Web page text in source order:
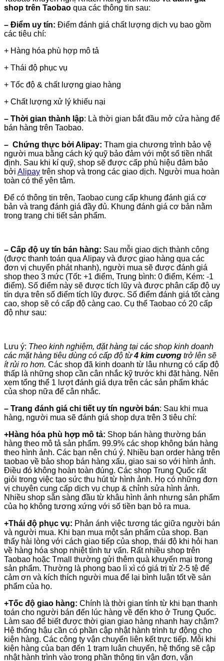
shop trên Taobao qua các thông tin sau:
– Điểm uy tín: Điểm đánh giá chất lượng dịch vụ bao gồm
các tiêu chí:
+ Hàng hóa phù hợp mô tả
+ Thái độ phục vụ
+ Tốc độ & chất lượng giao hàng
+ Chất lượng xử lý khiếu nại
– Thời gian thành lập: Là thời gian bắt đầu mở cửa hàng để
bán hàng trên Taobao.
– Chứng thực bởi Alipay: Tham gia chương trình bảo vệ
người mua bằng cách ký quỹ bảo đảm với một số tiền nhất
định. Sau khi kí quỹ, shop sẽ được cấp phù hiệu đảm bảo
bởi Alipay trên shop và trong các giao dịch. Người mua hoàn
toàn có thể yên tâm.
Để có thông tin trên, Taobao cung cấp khung đánh giá cơ
bản và trang đánh giá đầy đủ. Khung đánh giá cơ bản nằm
trong trang chi tiết sản phẩm.
– Cấp độ uy tín bán hàng: Sau mỗi giao dịch thành công
(được thanh toán qua Alipay và được giao hàng qua các
đơn vị chuyển phát nhanh), người mua sẽ được đánh giá
shop theo 3 mức (Tốt: +1 điểm, Trung bình: 0 điểm, Kém: -1
điểm). Số điểm này sẽ được tích lũy và được phân cấp độ uy
tín dựa trên số điểm tích lũy được. Số điểm đánh giá tốt càng
cao, shop sẽ có cấp độ càng cao. Cụ thể Taobao có 20 cấp
độ như sau:
Lưu ý: Theo kinh nghiệm, đặt hàng tại các shop kinh doanh
các mặt hàng tiêu dùng có cấp độ từ4 kim cương trở lên sẽ
ít rủi ro hơn. Các shop đã kinh doanh từ lâu nhưng có cấp độ
thấp là những shop cần cân nhắc kỹ trước khi đặt hàng. Nên
xem tổng thể 1 lượt đánh giá dựa trên các sản phẩm khác
của shop nữa để cân nhắc.
– Trang đánh giá chi tiết uy tín người bán: Sau khi mua
hàng, người mua sẽ đánh giá shop dựa trên 3 tiêu chí:
+Hàng hóa phù hợp mô tả: Shop bán hàng thường bán
hàng theo mô tả sản phẩm. 99.9% các shop không bán hàng
theo hình ảnh. Các bạn nên chú ý. Nhiều bạn order hàng trên
taobao về bảo shop bán hàng xấu, giao sai so với hình ảnh.
Điều đó không hoàn toàn đúng. Các shop Trung Quốc rất
giỏi trong việc tạo sức thu hút từ hình ảnh. Họ có những đơn
vị chuyên cung cấp dịch vụ chụp & chỉnh sửa hình ảnh.
Nhiều shop sẵn sàng đầu từ khâu hình ảnh nhưng sản phẩm
của họ không tương xứng với số tiền bạn bỏ ra mua.
+Thái độ phục vụ: Phản ánh việc tương tác giữa người bán
và người mua. Khi bạn mua một sản phẩm của shop. Bạn
thấy hài lòng với cách giao tiếp của shop, thái độ khi hỏi han
về hàng hóa shop nhiệt tình tư vấn. Rất nhiều shop trên
Taobao hoặc Tmall thường gửi thêm quà khuyến mại trong
sản phẩm. Thường là phong bao lì xì có giá trị từ 2-5 tệ để
cảm ơn và kích thích người mua để lại bình luận tốt về sản
phẩm của họ.
+Tốc độ giao hàng: Chính là thời gian tính từ khi bạn thanh
toán cho người bán đến lúc hàng về đến kho ở Trung Quốc.
Làm sao để biết được thời gian giao hàng nhanh hay chậm?
Hệ thống hậu cần có phần cập nhật hành trình tự động cho
kiện hàng. Các công ty vận chuyển liên kết trực tiếp. Mỗi khi
kiện hàng của bạn đến 1 trạm luân chuyển, hệ thống sẽ cập
nhật hành trình vào trong phần thông tin vận đơn, vận